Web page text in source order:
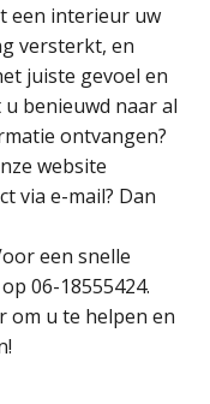
een interieur uw
versterkt, en
juiste gevoel en
benieuwd naar al
ontvangen?
website
via e-mail? Dan
een snelle
06-18555424.
om u te helpen en